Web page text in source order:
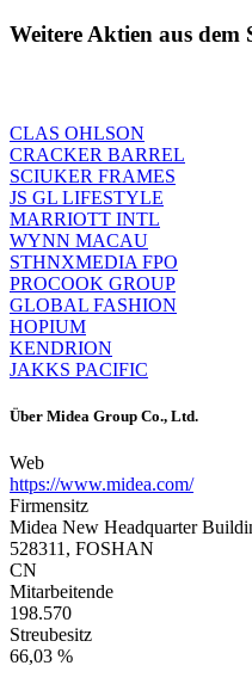
Weitere Aktien aus
CLAS OHLSON
CRACKER BARREL
SCIUKER FRAMES
JS GL LIFESTYLE
MARRIOTT INTL
WYNN MACAU
STHNXMEDIA FPO
PROCOOK GROUP
GLOBAL FASHION
HOPIUM
KENDRION
JAKKS PACIFIC
Über Midea Group Co., Ltd.
Web
https://www.midea.com/
Firmensitz
Midea New Headquarter
528311, FOSHAN
CN
Mitarbeitende
198.570
Streubesitz
66,03 %